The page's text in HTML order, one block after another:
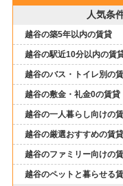
人気条
越谷の築5年以内の賃貸
越谷の駅近10分以内の賃
越谷のバス・トイレ別の
越谷の敷金・礼金0の賃貸
越谷の一人暮らし向けの
越谷の厳選おすすめの賃貸
越谷のファミリー向けの
越谷のペットと暮らせる